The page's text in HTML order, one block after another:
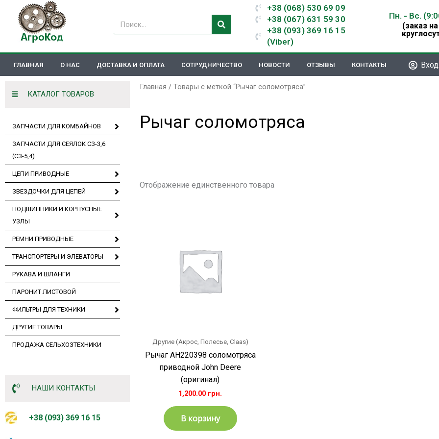
Перейти
содержимому
Поиск
+38 (068) 530 69 09
+38 (067) 631 59 30
+38 (093) 369 16 15
(Viber)
Пн. - Вс.
(заказ
ГЛАВНАЯ О НАС ДОСТАВКА И ОПЛАТА СОТРУДНИЧЕСТВО НОВОСТИ ОТЗЫВЫ КОНТАКТЫ
КАТАЛОГ ТОВАРОВ
ЗАПЧАСТИ ДЛЯ КОМБАЙНОВ
ЗАПЧАСТИ ДЛЯ СЕЯЛОК СЗ-3,6
(СЗ-5,4)
ЦЕПИ ПРИВОДНЫЕ
ЗВЕЗДОЧКИ ДЛЯ ЦЕПЕЙ
ПОДШИПНИКИ И КОРПУСНЫЕ
УЗЛЫ
РЕМНИ ПРИВОДНЫЕ
ТРАНСПОРТЕРЫ И ЭЛЕВАТОРЫ
РУКАВА И ШЛАНГИ
ПАРОНИТ ЛИСТОВОЙ
ФИЛЬТРЫ ДЛЯ ТЕХНИКИ
ДРУГИЕ ТОВАРЫ
ПРОДАЖА СЕЛЬХОЗТЕХНИКИ
НАШИ КОНТАКТЫ
+38 (093) 369 16 15
Главная / Товары с меткой “Рычаг соломотряса”
Рычаг соломотряса
Отображение единственного товара
Другие (Акрос, Полесье, Claas)
Рычаг AH220398 соломотряса
приводной John Deere
(оригинал)
1,200.00 грн.
В корзину